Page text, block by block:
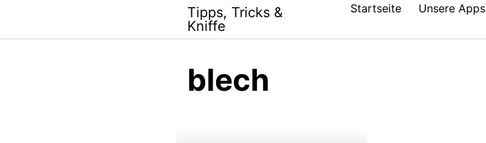
content
Tipps, Tricks &
Kniffe
Startseite Unsere Apps
blech